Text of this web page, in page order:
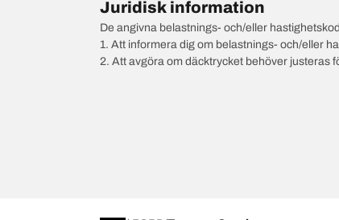
Juridisk information
De angivna belastnings- och/eller
1. Att informera dig om belastnings- och/eller
2. Att avgöra om däcktrycket behöver justeras